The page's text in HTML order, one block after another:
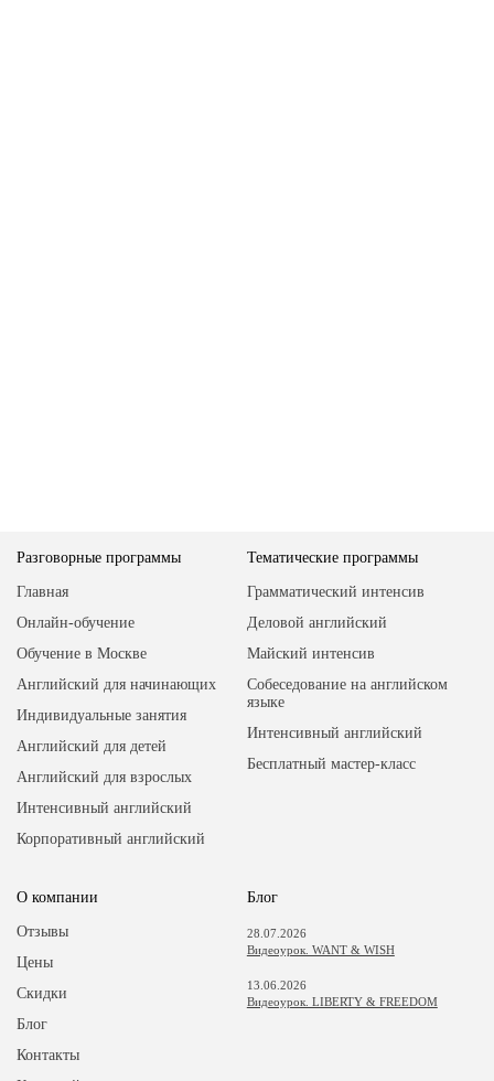
Разговорные программы
Главная
Онлайн-обучение
Обучение в Москве
Английский для начинающих
Индивидуальные занятия
Английский для детей
Английский для взрослых
Интенсивный английский
Корпоративный английский
Тематические программы
Грамматический интенсив
Деловой английский
Майский интенсив
Собеседование на английском
языке
Интенсивный английский
Бесплатный мастер-класс
О компании
Отзывы
Цены
Скидки
Блог
Контакты
Блог
28.07.2026
Видеоурок. WANT & WISH
13.06.2026
Видеоурок. LIBERTY & FREEDOM